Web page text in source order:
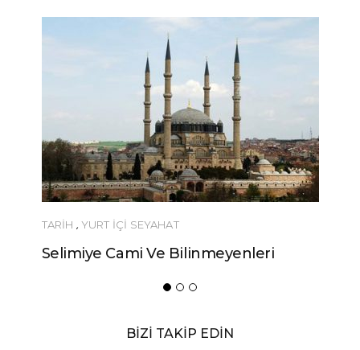
TARİH , YURT İÇİ SEYAHAT
Selimiye Cami Ve Bilinmeyenleri
BİZİ TAKİP EDİN